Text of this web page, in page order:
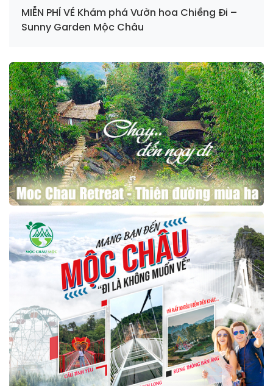
MIỄN PHÍ VÉ Khám phá Vườn hoa Chiềng Đi –
Sunny Garden Mộc Châu